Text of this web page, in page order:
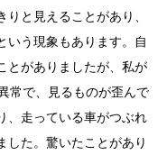
と見えることがあり、
いう現象もあります。自
とがありましたが、私が
常で、見るものが歪んで
、走っている車がつぶれ
した。驚いたことがあり